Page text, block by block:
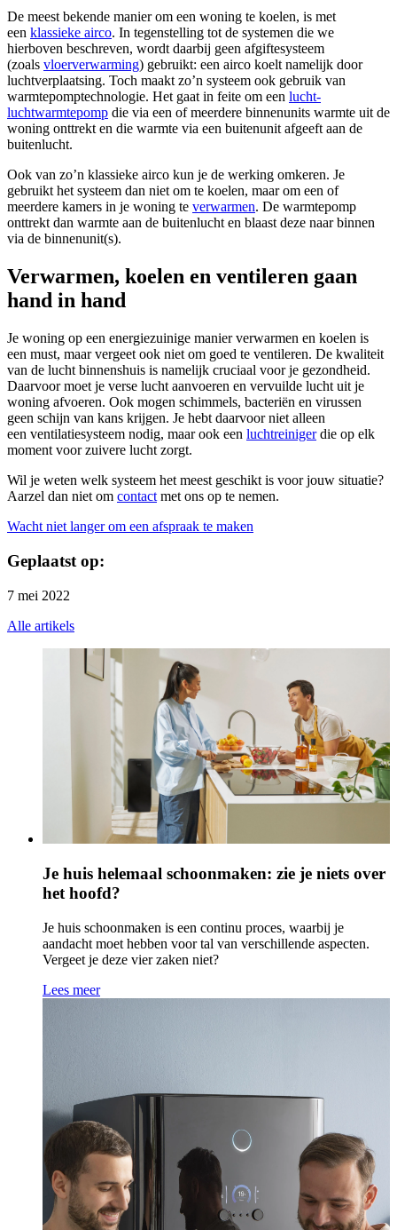
De meest bekende manier om een woning te koelen, is met
een klassieke airco. In tegenstelling tot de systemen die we
hierboven beschreven, wordt daarbij geen afgiftesysteem
(zoals vloerverwarming) gebruikt: een airco koelt namelijk door
luchtverplaatsing. Toch maakt zo’n systeem ook gebruik van
warmtepomptechnologie. Het gaat in feite om een lucht-
luchtwarmtepomp die via een of meerdere binnenunits warmte uit de
woning onttrekt en die warmte via een buitenunit afgeeft aan de
buitenlucht.
Ook van zo’n klassieke airco kun je de werking omkeren. Je
gebruikt het systeem dan niet om te koelen, maar om een of
meerdere kamers in je woning te verwarmen. De warmtepomp
onttrekt dan warmte aan de buitenlucht en blaast deze naar binnen
via de binnenunit(s).
Verwarmen, koelen en ventileren gaan
hand in hand
Je woning op een energiezuinige manier verwarmen en koelen is
een must, maar vergeet ook niet om goed te ventileren. De kwaliteit
van de lucht binnenshuis is namelijk cruciaal voor je gezondheid.
Daarvoor moet je verse lucht aanvoeren en vervuilde lucht uit je
woning afvoeren. Ook mogen schimmels, bacteriën en virussen
geen schijn van kans krijgen. Je hebt daarvoor niet alleen
een ventilatiesysteem nodig, maar ook een luchtreinigerdie op elk
moment voor zuivere lucht zorgt.
Wil je weten welk systeem het meest geschikt is voor jouw situatie?
Aarzel dan niet om contact met ons op te nemen.
Wacht niet langer om een afspraak te maken
Geplaatst op:
7 mei 2022
Alle artikels
Je huis helemaal schoonmaken: zie je niets over
het hoofd?
Je huis schoonmaken is een continu proces, waarbij je
aandacht moet hebben voor tal van verschillende aspecten.
Vergeet je deze vier zaken niet?
Lees meer